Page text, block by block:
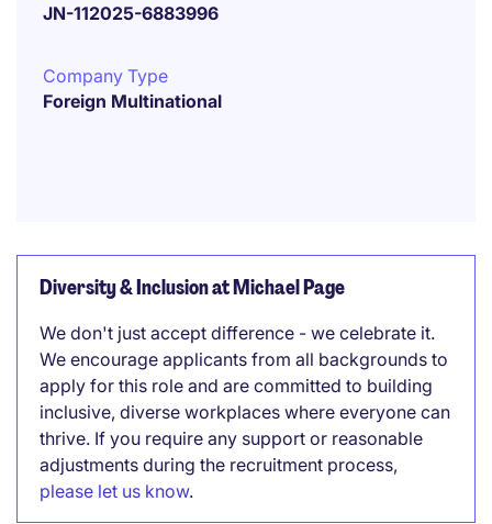
JN-112025-6883996
Company Type
Foreign Multinational
Diversity & Inclusion at Michael Page
We don't just accept difference - we celebrate it.
We encourage applicants from all backgrounds to
apply for this role and are committed to building
inclusive, diverse workplaces where everyone can
thrive. If you require any support or reasonable
adjustments during the recruitment process,
please let us know.